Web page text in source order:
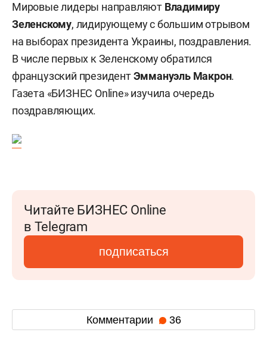
Мировые лидеры направляют Владимиру
Зеленскому, лидирующему с большим отрывом
на выборах президента Украины, поздравления.
В числе первых к Зеленскому обратился
французский президентЭммануэль Макрон.
Газета «БИЗНЕС Online» изучила очередь
поздравляющих.
Читайте БИЗНЕС Online
в Telegram
подписаться
Комментарии 36